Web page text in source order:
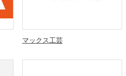
マックス工芸